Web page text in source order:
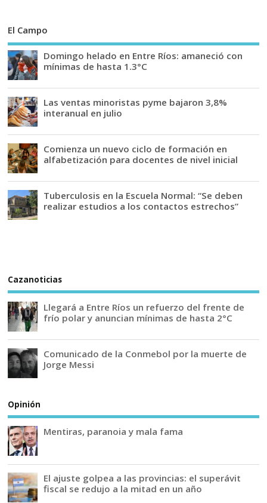
El Campo
Domingo helado en Entre Ríos: amaneció con
mínimas de hasta 1.3°C
Las ventas minoristas pyme bajaron 3,8%
interanual en julio
Comienza un nuevo ciclo de formación en
alfabetización para docentes de nivel inicial
Tuberculosis en la Escuela Normal: “Se deben
realizar estudios a los contactos estrechos”
Cazanoticias
Llegará a Entre Ríos un refuerzo del frente de
frío polar y anuncian mínimas de hasta 2°C
Comunicado de la Conmebol por la muerte de
Jorge Messi
Opinión
Mentiras, paranoia y mala fama
El ajuste golpea a las provincias: el superávit
fiscal se redujo a la mitad en un año